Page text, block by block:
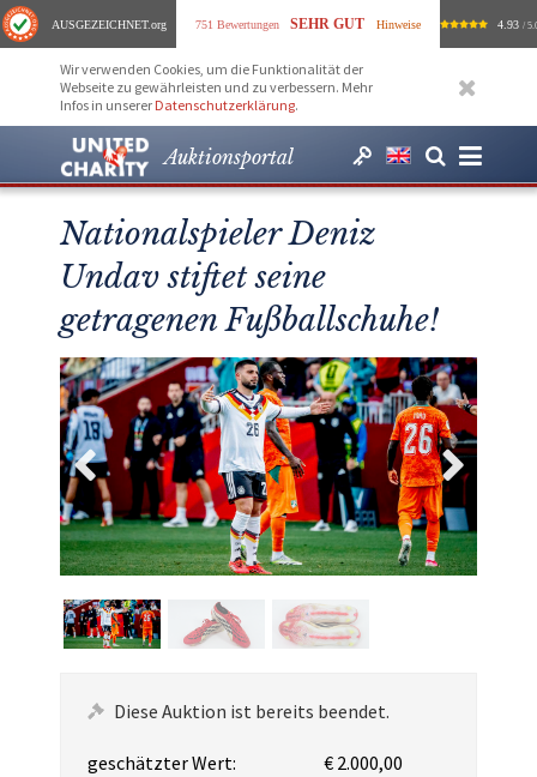
AUSGEZEICHNET.org 751 Bewertungen SEHR GUT Hinweise 4.93 /
Wir verwenden Cookies, um die Funktionalität der
Webseite zu gewährleisten und zu verbessern. Mehr
Infos in unserer Datenschutzerklärung.
Auktionsportal
Nationalspieler Deniz
Undav stiftet seine
getragenen Fußballschuhe!
Diese Auktion ist bereits beendet.
geschätzter Wert:
€ 2.000,00